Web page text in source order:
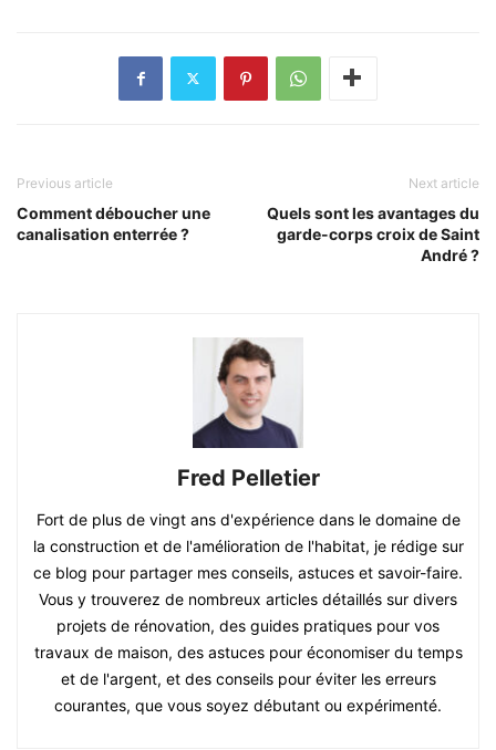
Previous article
Comment déboucher une
canalisation enterrée ?
Next article
Quels sont les avantages du
garde-corps croix de Saint
André ?
Fred Pelletier
Fort de plus de vingt ans d'expérience dans le domaine de
la construction et de l'amélioration de l'habitat, je rédige sur
ce blog pour partager mes conseils, astuces et savoir-faire.
Vous y trouverez de nombreux articles détaillés sur divers
projets de rénovation, des guides pratiques pour vos
travaux de maison, des astuces pour économiser du temps
et de l'argent, et des conseils pour éviter les erreurs
courantes, que vous soyez débutant ou expérimenté.